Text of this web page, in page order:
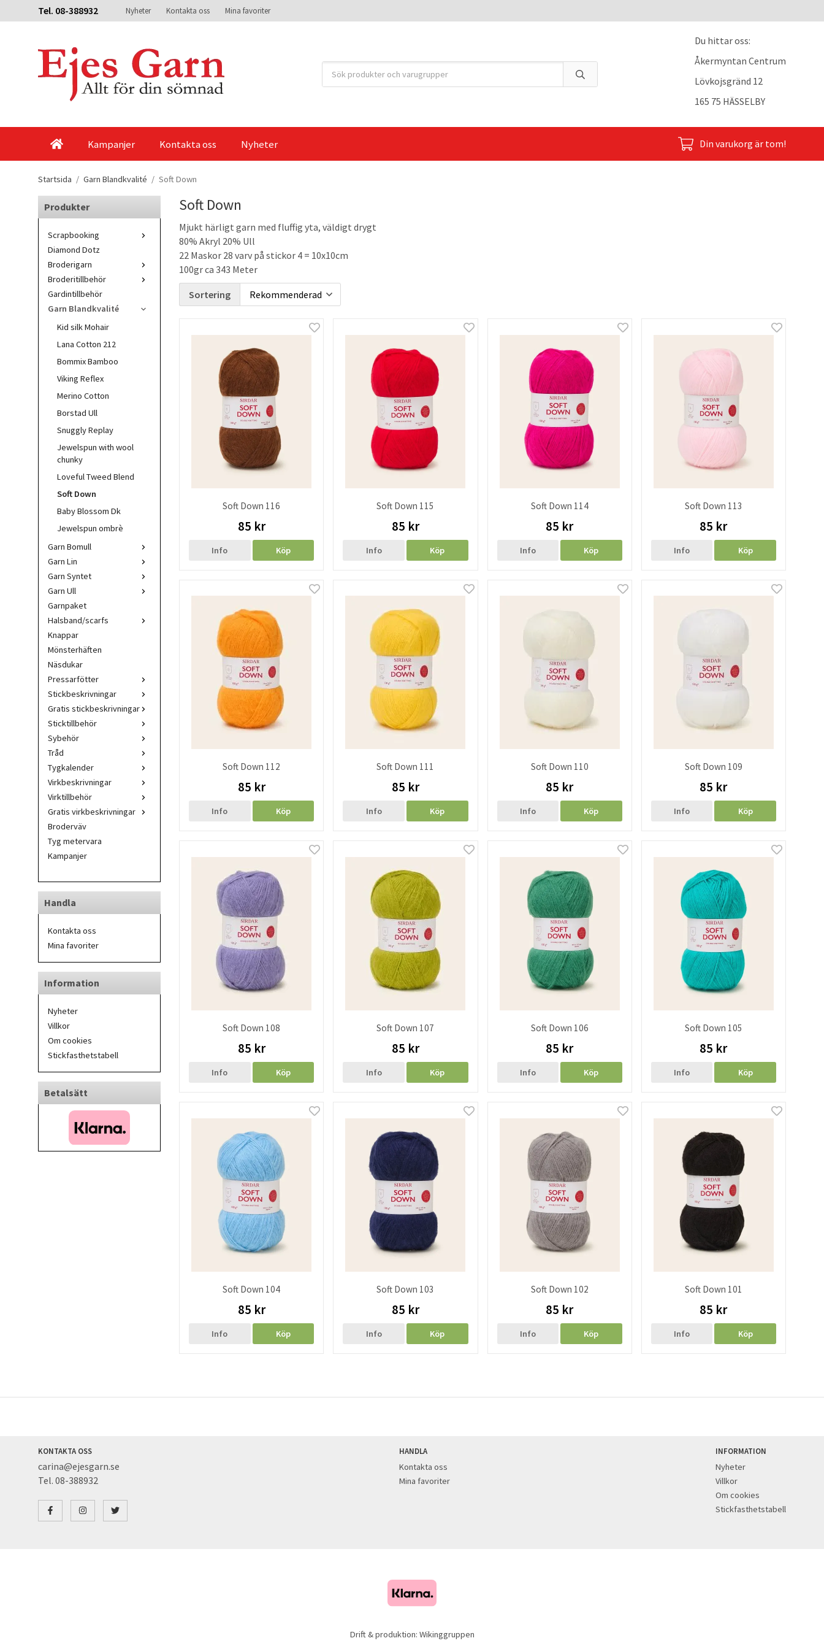
Tel. 08-388932 Nyheter Kontakta oss Mina favoriter
Du hittar oss:
Åkermyntan Centrum
Lövkojsgränd 12
165 75 HÄSSELBY
Kampanjer Kontakta oss Nyheter Din varukorg är tom!
Startsida / Garn Blandkvalité / Soft Down
Produkter
Scrapbooking
Diamond Dotz
Broderigarn
Broderitillbehör
Gardintillbehör
Garn Blandkvalité
Kid silk Mohair
Lana Cotton 212
Bommix Bamboo
Viking Reflex
Merino Cotton
Borstad Ull
Snuggly Replay
Jewelspun with wool
chunky
Loveful Tweed Blend
Soft Down
Baby Blossom Dk
Jewelspun ombrè
Garn Bomull
Garn Lin
Garn Syntet
Garn Ull
Garnpaket
Halsband/scarfs
Knappar
Mönsterhäften
Näsdukar
Pressarfötter
Stickbeskrivningar
Gratis stickbeskrivningar
Sticktillbehör
Sybehör
Tråd
Tygkalender
Virkbeskrivningar
Virktillbehör
Gratis virkbeskrivningar
Broderväv
Tyg metervara
Kampanjer
Handla
Kontakta oss
Mina favoriter
Information
Nyheter
Villkor
Om cookies
Stickfasthetstabell
Betalsätt
Soft Down
Mjukt härligt garn med fluffig yta, väldigt drygt
80% Akryl 20% Ull
22 Maskor 28 varv på stickor 4 = 10x10cm
100gr ca 343 Meter
Sortering
Soft Down 116
85 kr
Info Köp
Soft Down 115
85 kr
Info Köp
Soft Down 114
85 kr
Info Köp
Soft Down 113
85 kr
Info Köp
Soft Down 112
85 kr
Info Köp
Soft Down 111
85 kr
Info Köp
Soft Down 110
85 kr
Info Köp
Soft Down 109
85 kr
Info Köp
Soft Down 108
85 kr
Info Köp
Soft Down 107
85 kr
Info Köp
Soft Down 106
85 kr
Info Köp
Soft Down 105
85 kr
Info Köp
Soft Down 104
85 kr
Info Köp
Soft Down 103
85 kr
Info Köp
Soft Down 102
85 kr
Info Köp
Soft Down 101
85 kr
Info Köp
KONTAKTA OSS
carina@ejesgarn.se
Tel. 08-388932
HANDLA
Kontakta oss
Mina favoriter
INFORMATION
Nyheter
Villkor
Om cookies
Stickfasthetstabell
Drift & produktion: Wikinggruppen